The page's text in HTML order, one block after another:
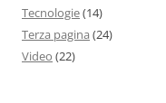
Tecnologie(14)
Terza pagina (24)
Video (22)